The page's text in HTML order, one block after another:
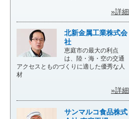
»詳細
北新金属工業株式会
社
恵庭市の最大の利点
は、陸・海・空の交通
アクセスとものづくりに適した優秀な人
材
»詳細
サンマルコ食品株式